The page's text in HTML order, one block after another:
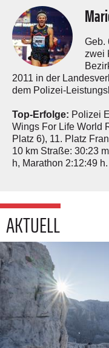
Geb.
zwei
2011 in der
dem Polizei-
Top-Erfolge: Polizei
Wings For Life World
Platz 6), 11. Platz
10 km Straße: 30:23
h, Marathon 2:12:49 h.
AKTUELL